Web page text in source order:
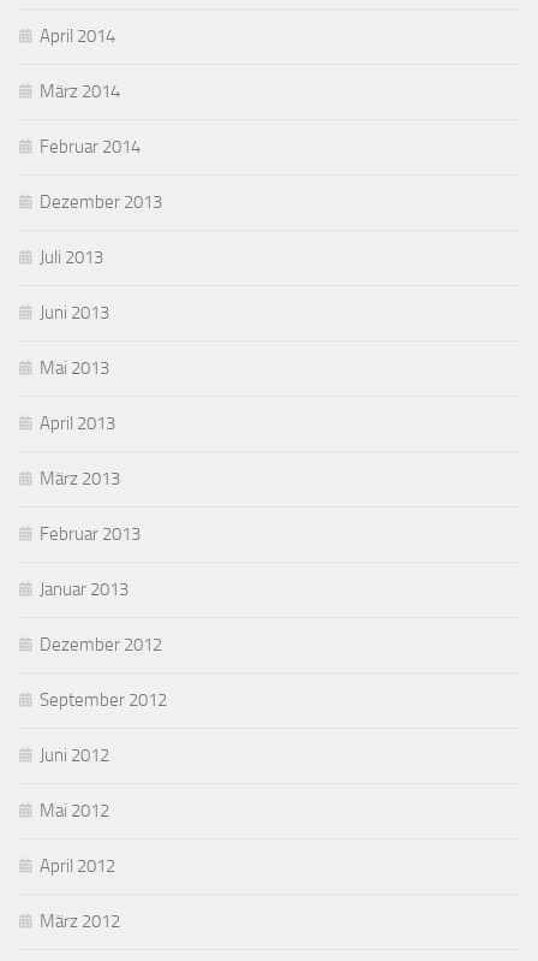
April 2014
März 2014
Februar 2014
Dezember 2013
Juli 2013
Juni 2013
Mai 2013
April 2013
März 2013
Februar 2013
Januar 2013
Dezember 2012
September 2012
Juni 2012
Mai 2012
April 2012
März 2012